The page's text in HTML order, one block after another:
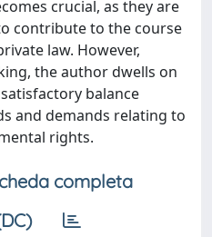
crucial, as they are
contribute to the course
law. However,
the author dwells on
balance
and demands relating to
rights.
completa